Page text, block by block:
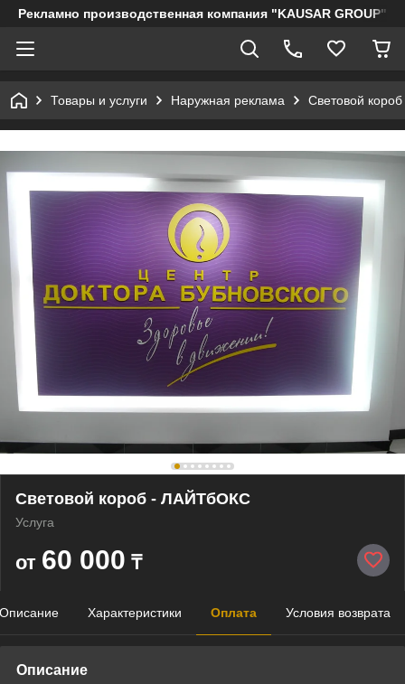
Рекламно производственная компания "KAUSAR GROUP"
Товары и услуги Наружная реклама Световой
Световой короб - ЛАЙТбОКС
Услуга
от 60 000 ₸
Описание Характеристики Оплата Условия возврата
Описание